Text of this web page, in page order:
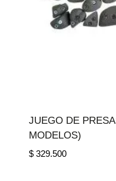
JUEGO DE
MODELOS)
$329.500